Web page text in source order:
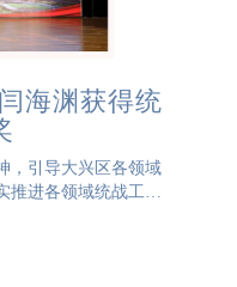
海渊获得统
，引导大兴区各领域
进各领域统战工作
JCJC5500防伪公司